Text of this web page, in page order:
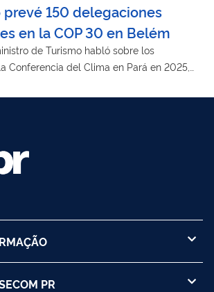
prevé 150 delegaciones
en la COP 30 en Belém
de Turismo habló sobre los
Conferencia del Clima en Pará en 2025,
turismo en la recuperación de Rio
PR